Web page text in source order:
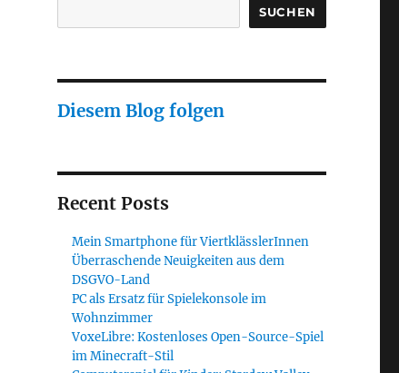
SUCHEN
Diesem Blog folgen
Recent Posts
Mein Smartphone für ViertklässlerInnen
Überraschende Neuigkeiten aus dem
DSGVO-Land
PC als Ersatz für Spielekonsole im
Wohnzimmer
VoxeLibre: Kostenloses Open-Source-Spiel
im Minecraft-Stil